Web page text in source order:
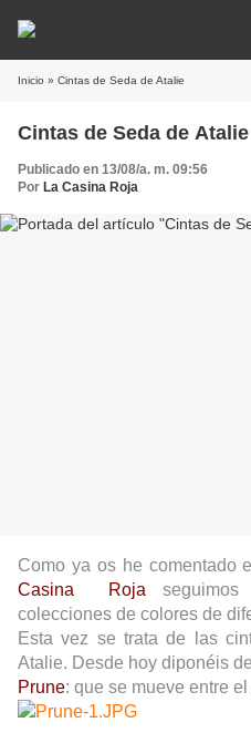
Inicio » Cintas de Seda de Atalie
Cintas de Seda de Atalie
Publicado en 13/08/a. m. 09:56
Por La Casina Roja
Como ya os he comentado
Casina Roja seguimos
colecciones de colores de
Esta vez se trata de las
Atalie. Desde hoy diponéis
Prune: que se mueve entre